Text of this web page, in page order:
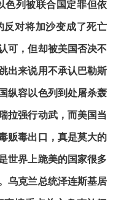
色列被联合国定罪但依
反对将加沙变成了死亡
可，但却被美国否决不
出来说用不承认巴勒斯
纵容以色列到处屠杀轰
拉强行动武，而美国当
贩毒出口，真是莫大的
世界上跪美的国家很多
乌克兰总统泽连斯基居